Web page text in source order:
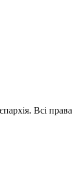
Всі права